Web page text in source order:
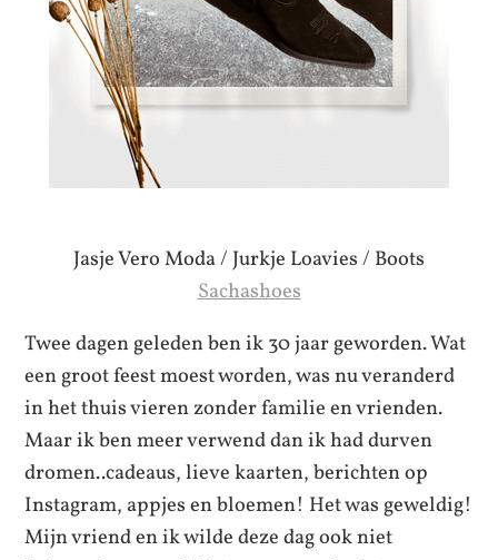
Jasje Vero Moda / Jurkje Loavies / Boots
Sachashoes
Twee dagen geleden ben ik 30 jaar geworden. Wat
een groot feest moest worden, was nu veranderd
in het thuis vieren zonder familie en vrienden.
Maar ik ben meer verwend dan ik had durven
dromen..cadeaus, lieve kaarten, berichten op
Instagram, appjes en bloemen! Het was geweldig!
Mijn vriend en ik wilde deze dag ook niet